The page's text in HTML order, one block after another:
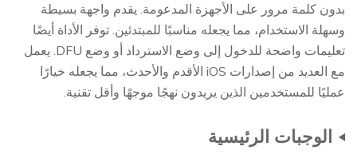
بدون كلمة مرور على الأجهزة المدعومة. يقدم واجهة بسيطة
وسهلة الاستخدام، مما يجعله مناسبًا للمبتدئين. توفر الأداة أيضًا
تعليمات واضحة للدخول إلى وضع الاسترداد أو وضع DFU. يعمل
مع العديد من إصدارات iOS الأقدم والأحدث، مما يجعله خيارًا
عمليًا للمستخدمين الذين يريدون نهجًا موجهًا وأقل تقنية.
الوجبات الرئيسية